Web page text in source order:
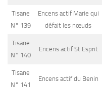
Tisane
N° 139
Encens actif Marie qui
défait les nœuds
Tisane
N° 140
Encens actif St Esprit
Tisane
N° 141
Encens actif du Benin